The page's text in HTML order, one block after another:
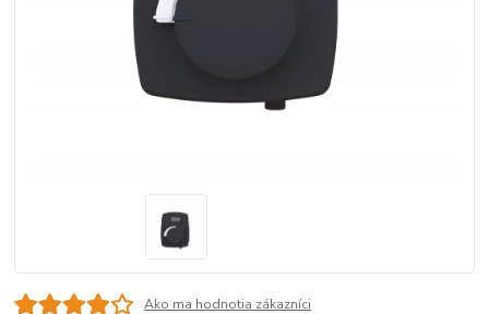
Ako ma hodnotia zákazníci